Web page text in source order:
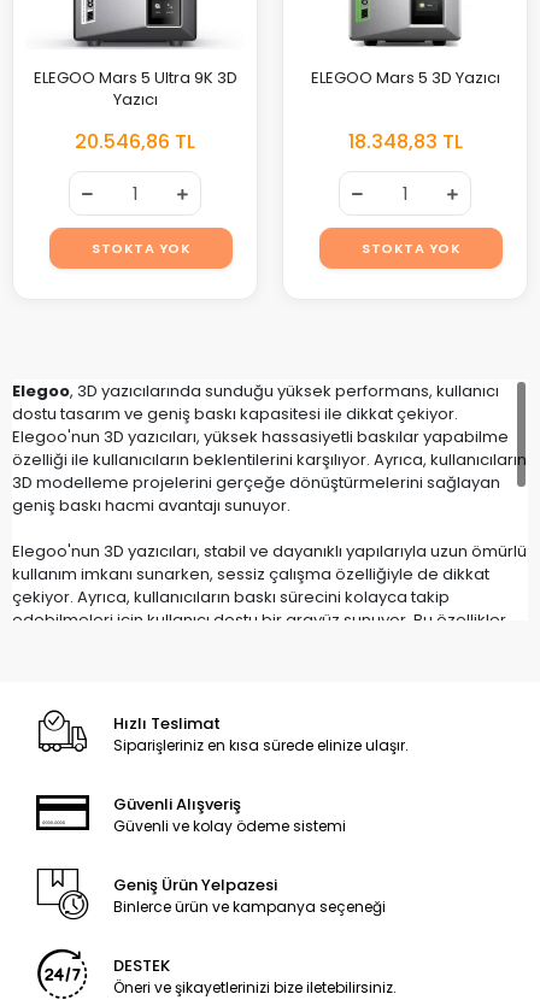
ELEGOO Mars 5 Ultra 9K 3D
Yazıcı
20.546,86 TL
STOKTA YOK
ELEGOO Mars 5 3D Yazıcı
18.348,83 TL
STOKTA YOK
Elegoo, 3D yazıcılarında sunduğu yüksek performans, kullanıcı
dostu tasarım ve geniş baskı kapasitesi ile dikkat çekiyor.
Elegoo'nun 3D yazıcıları, yüksek hassasiyetli baskılar yapabilme
özelliği ile kullanıcıların beklentilerini karşılıyor. Ayrıca, kullanıcıların
3D modelleme projelerini gerçeğe dönüştürmelerini sağlayan
geniş baskı hacmi avantajı sunuyor.
Elegoo'nun 3D yazıcıları, stabil ve dayanıklı yapılarıyla uzun ömürlü
kullanım imkanı sunarken, sessiz çalışma özelliğiyle de dikkat
çekiyor. Ayrıca, kullanıcıların baskı sürecini kolayca takip
edebilmeleri için kullanıcı dostu bir arayüz sunuyor. Bu özellikler,
Elegoo'nun 3D yazıcıları, hızlı baskı seçenekleri sunarak
kullanıcıların yaratıcılıklarını sınırlamadan farklı malzemelerle
baskı yapabilme imkanı sağlıyor. Ayrıca, Elegoo'nun sunduğu
ön planda tutuyor.
güvenilir, yüksek kaliteli ve kullanıcı dostu bir baskı deneyimi
sunuyor."
Hızlı Teslimat
Siparişleriniz en kısa sürede elinize ulaşır.
Güvenli Alışveriş
Güvenli ve kolay ödeme sistemi
Geniş Ürün Yelpazesi
Binlerce ürün ve kampanya seçeneği
DESTEK
Öneri ve şikayetlerinizi bize iletebilirsiniz.